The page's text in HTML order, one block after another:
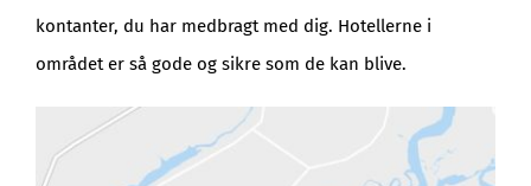
kontanter, du har medbragt med dig. Hotellerne i
området er så gode og sikre som de kan blive.